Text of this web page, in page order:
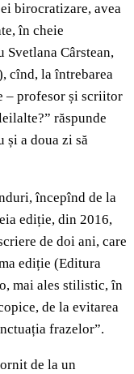
birocratizare, avea
în cheie
Cârstean,
cînd, la întrebarea
– profesor și scriitor
răspunde
și a doua zi să
începînd de la
ediție, din 2016,
de doi ani, care
ediție (Editura
mai ales stilistic, în
de la evitarea
frazelor”.
de la un